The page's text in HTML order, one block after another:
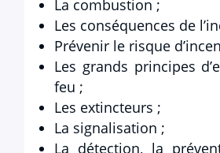
La combustion ;
Les conséquences de
Prévenir le risque
Les grands principes
feu ;
Les extincteurs ;
La signalisation ;
La détection, la